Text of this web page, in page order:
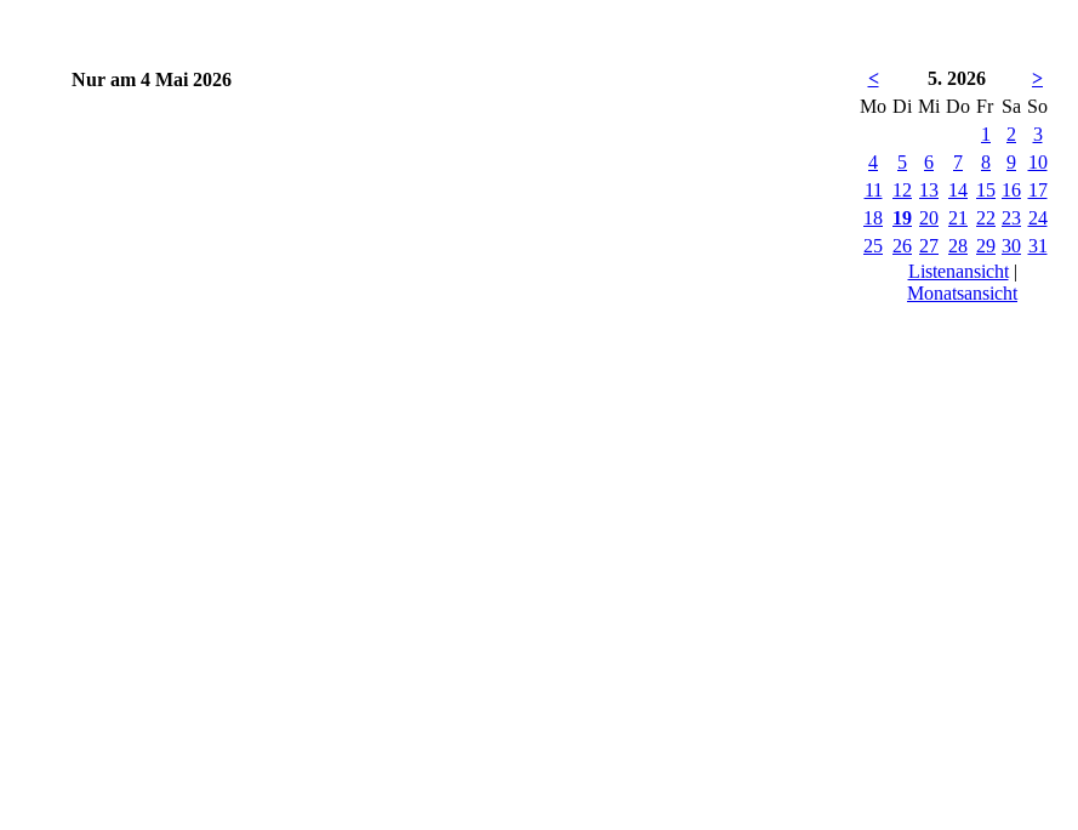
Nur am 4 Mai 2026 < 5. 2026
>
Mo Di Mi Do Fr Sa So
1
2
3
4
5 6 7 8 9
10
11
12 13 14 15 16 17
18 19 20 21 22 23 24
25 26 27 28 29 30 31
Listenansicht|
Monatsansicht